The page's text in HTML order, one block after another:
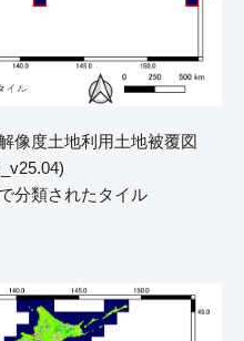
像度土地利用土地被覆図
分類されたタイル